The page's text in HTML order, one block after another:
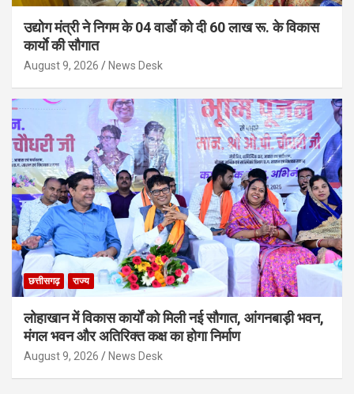
उद्योग मंत्री ने निगम के 04 वार्डाे को दी 60 लाख रू. के विकास
कार्याे की सौगात
August 9, 2026 News Desk
छत्तीसगढ़ राज्य
लोहाखान में विकास कार्यों को मिली नई सौगात, आंगनबाड़ी भवन,
मंगल भवन और अतिरिक्त कक्ष का होगा निर्माण
August 9, 2026 News Desk